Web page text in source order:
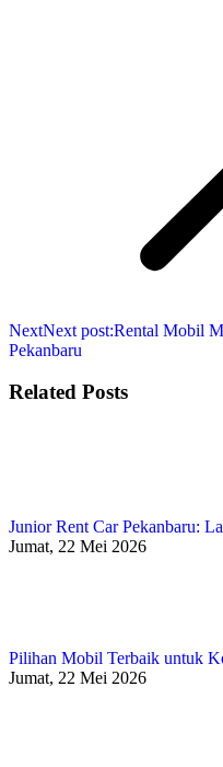
NextNext post:Rental Mobil
Pekanbaru
Related Posts
Junior Rent Car Pekanbaru:
Jumat, 22 Mei 2026
Pilihan Mobil Terbaik untuk
Jumat, 22 Mei 2026